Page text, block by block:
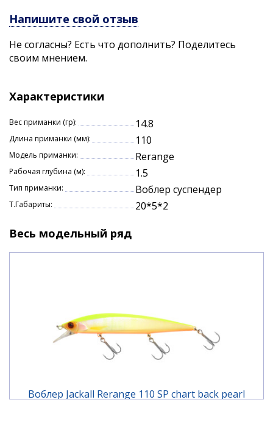
тестового диапазона. Кроме того, новый минноу на
щуку уместен в тех водоемах, где хищная рыба
предпочитает питаться более мелкими кормовыми
объектами.
Характеристики:
длина: 110 мм,
масса: 14,8 г
заглубление 1-1,5м
Напишите свой отзыв
Не согласны? Есть что дополнить? Поделитесь
своим мнением.
Характеристики
Вес приманки (гр): 14.8
Длина приманки (мм): 110
Модель приманки: Rerange
Рабочая глубина (м): 1.5
Тип приманки: Воблер суспендер
Т.Габариты: 20*5*2
Весь модельный ряд
Воблер Jackall Rerange 110 SP chart back pearl